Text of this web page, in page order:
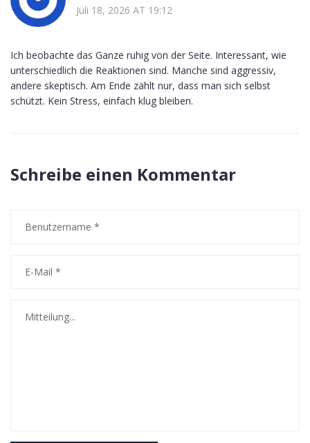
Juli 18, 2026 AT 19:12
Ich beobachte das Ganze ruhig von der Seite. Interessant, wie
unterschiedlich die Reaktionen sind. Manche sind aggressiv,
andere skeptisch. Am Ende zählt nur, dass man sich selbst
schützt. Kein Stress, einfach klug bleiben.
Schreibe einen Kommentar